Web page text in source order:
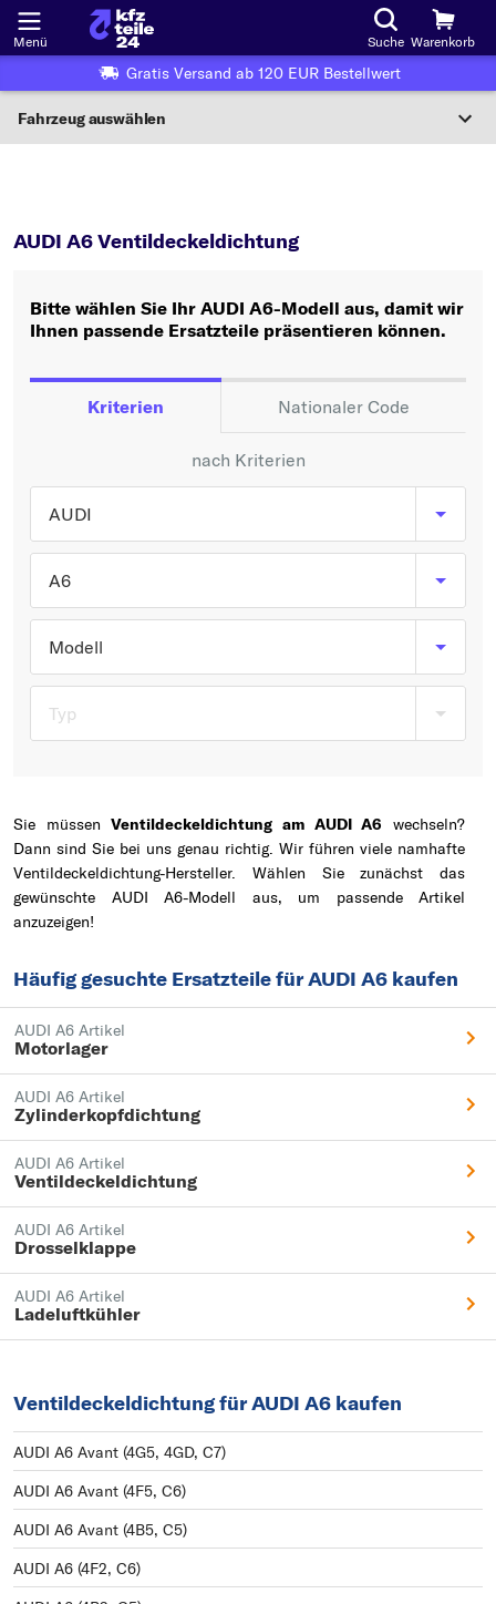
Menü Suche Warenkorb
Gratis Versand ab 120 EUR Bestellwert
Fahrzeug auswählen
Wo finde ich die?
Oder
Hersteller wählen
Typ wählen
AUDI A6 Ventildeckeldichtung
Bitte wählen Sie Ihr AUDI A6-Modell aus, damit wir
Ihnen passende Ersatzteile präsentieren können.
Kriterien Nationaler Code
nach Kriterien
AUDI
A6
Modell
Typ
Sie müssenVentildeckeldichtung am AUDI A6 wechseln?
Dann sind Sie bei uns genau richtig. Wir führen viele namhafte
Ventildeckeldichtung-Hersteller. Wählen Sie zunächst das
gewünschte AUDI A6-Modell aus, um passende Artikel
anzuzeigen!
Häufig gesuchte Ersatzteile für AUDI A6 kaufen
AUDI A6 Artikel
Motorlager
AUDI A6 Artikel
Zylinderkopfdichtung
AUDI A6 Artikel
Ventildeckeldichtung
AUDI A6 Artikel
Drosselklappe
AUDI A6 Artikel
Ladeluftkühler
Ventildeckeldichtung für AUDI A6 kaufen
AUDI A6 Avant (4G5, 4GD, C7)
AUDI A6 Avant (4F5, C6)
AUDI A6 Avant (4B5, C5)
AUDI A6 (4F2, C6)